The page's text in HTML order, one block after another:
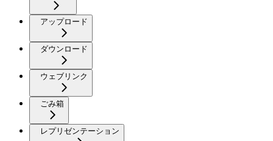
アップロード
ダウンロード
ウェブリンク
ごみ箱
レプリゼンテーション